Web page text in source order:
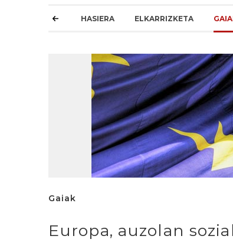
HASIERA ELKARRIZKETA
Gaiak
Europa, auzolan